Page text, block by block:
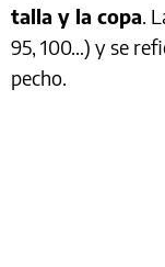
talla y la copa.
95, 100…) y se
pecho.